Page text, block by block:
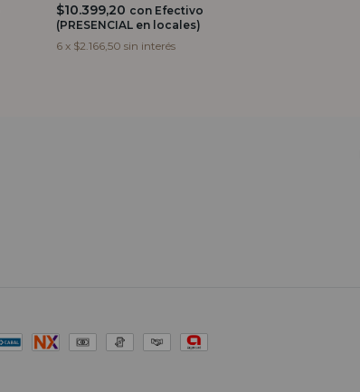
$10.399,20 con Efectivo
(PRESENCIAL en locales)
6 x $2.166,50 sin interés